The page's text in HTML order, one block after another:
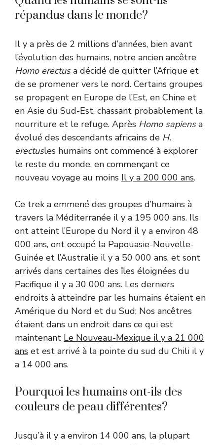
répandus dans le monde?
Il y a près de 2 millions d’années, bien avant
l’évolution des humains, notre ancien ancêtre
Homo erectusa décidé de quitter l’Afrique et
de se promener vers le nord. Certains groupes
se propagent en Europe de l’Est, en Chine et
en Asie du Sud-Est, chassant probablement la
nourriture et le refuge. Après Homo sapiensa
évolué des descendants africains de H.
erectusles humains ont commencé à explorer
le reste du monde, en commençant ce
nouveau voyage au moins Il y a 200 000 ans.
Ce trek a emmené des groupes d’humains à
travers la Méditerranée il y a 195 000 ans. Ils
ont atteint l’Europe du Nord il y a environ 48
000 ans, ont occupé la Papouasie-Nouvelle-
Guinée et l’Australie il y a 50 000 ans, et sont
arrivés dans certaines des îles éloignées du
Pacifique il y a 30 000 ans. Les derniers
endroits à atteindre par les humains étaient en
Amérique du Nord et du Sud; Nos ancêtres
étaient dans un endroit dans ce qui est
maintenant Le Nouveau-Mexique il y a 21 000
ans et est arrivé à la pointe du sud du Chili il y
a 14 000 ans.
Pourquoi les humains ont-ils des
couleurs de peau différentes?
Jusqu’à il y a environ 14 000 ans, la plupart